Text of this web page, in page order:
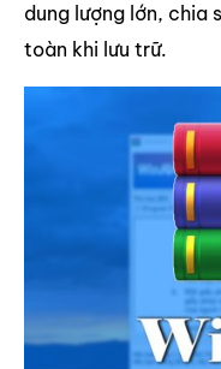
dung lượng lớn, chia
toàn khi lưu trữ.